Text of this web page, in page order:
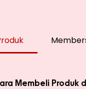
Membeli Produk